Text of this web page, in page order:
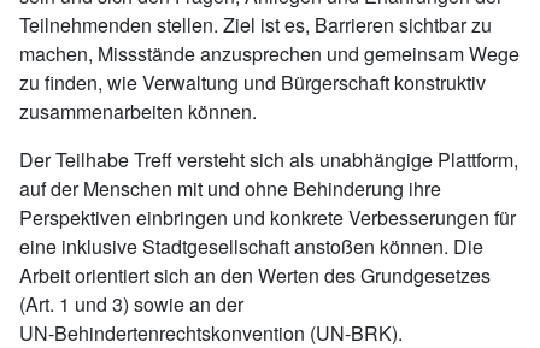
Teilnehmenden stellen. Ziel ist es, Barrieren sichtbar zu
machen, Missstände anzusprechen und gemeinsam Wege
zu finden, wie Verwaltung und Bürgerschaft konstruktiv
zusammenarbeiten können.
Der Teilhabe Treff versteht sich als unabhängige Plattform,
auf der Menschen mit und ohne Behinderung ihre
Perspektiven einbringen und konkrete Verbesserungen für
eine inklusive Stadtgesellschaft anstoßen können. Die
Arbeit orientiert sich an den Werten des Grundgesetzes
(Art. 1 und 3) sowie an der
UN‑Behindertenrechtskonvention (UN‑BRK).